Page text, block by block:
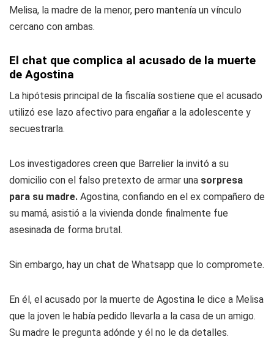
Melisa, la madre de la menor, pero mantenía un vínculo
cercano con ambas.
El chat que complica al acusado de la muerte
de Agostina
La hipótesis principal de la fiscalía sostiene que el acusado
utilizó ese lazo afectivo para engañar a la adolescente y
secuestrarla.
Los investigadores creen que Barrelier la invitó a su
domicilio con el falso pretexto de armar una sorpresa
para su madre. Agostina, confiando en el ex compañero de
su mamá, asistió a la vivienda donde finalmente fue
asesinada de forma brutal.
Sin embargo, hay un chat de Whatsapp que lo compromete.
En él, el acusado por la muerte de Agostina le dice a Melisa
que la joven le había pedido llevarla a la casa de un amigo.
Su madre le pregunta adónde y él no le da detalles.